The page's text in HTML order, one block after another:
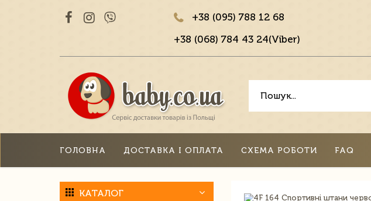
+38 (095) 788 12 68
+38 (068) 784 43 24(Viber)
ГОЛОВНА ДОСТАВКА І ОПЛАТА СХЕМА РОБОТИ FAQ
КАТАЛОГ